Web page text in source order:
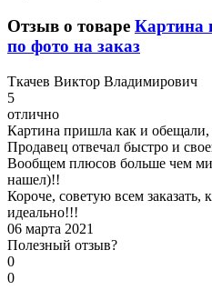
Отзыв о товаре Картина
по фото на заказ
Ткачев Виктор Владимирович
5
отлично
Картина пришла как и обещали,
Продавец отвечал быстро и
Вообщем плюсов больше чем
нашел)!!
Короче, советую всем заказать,
идеально!!!
06 марта 2021
Полезный отзыв?
0
0